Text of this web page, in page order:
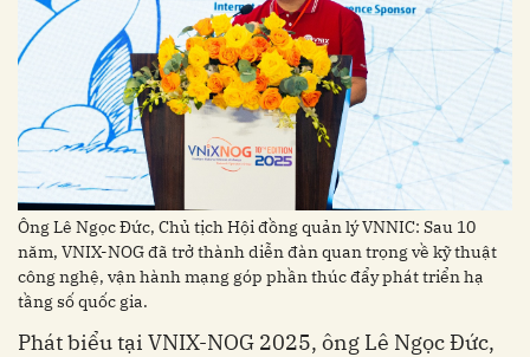
Ông Lê Ngọc Đức, Chủ tịch Hội đồng quản lý VNNIC: Sau 10
năm, VNIX-NOG đã trở thành diễn đàn quan trọng về kỹ thuật
công nghệ, vận hành mạng góp phần thúc đẩy phát triển hạ
tầng số quốc gia.
Phát biểu tại VNIX-NOG 2025, ông Lê Ngọc Đức,